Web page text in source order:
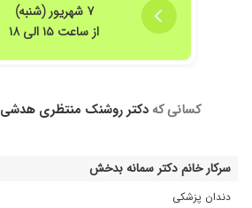
۷ شهریور (شنبه)
از ساعت ۱۵ الی ۱۸
کسانی کهدکتر روشنک منتظری هدشی
سرکار خانم دکتر سمانه بدخش
دندان پزشکی